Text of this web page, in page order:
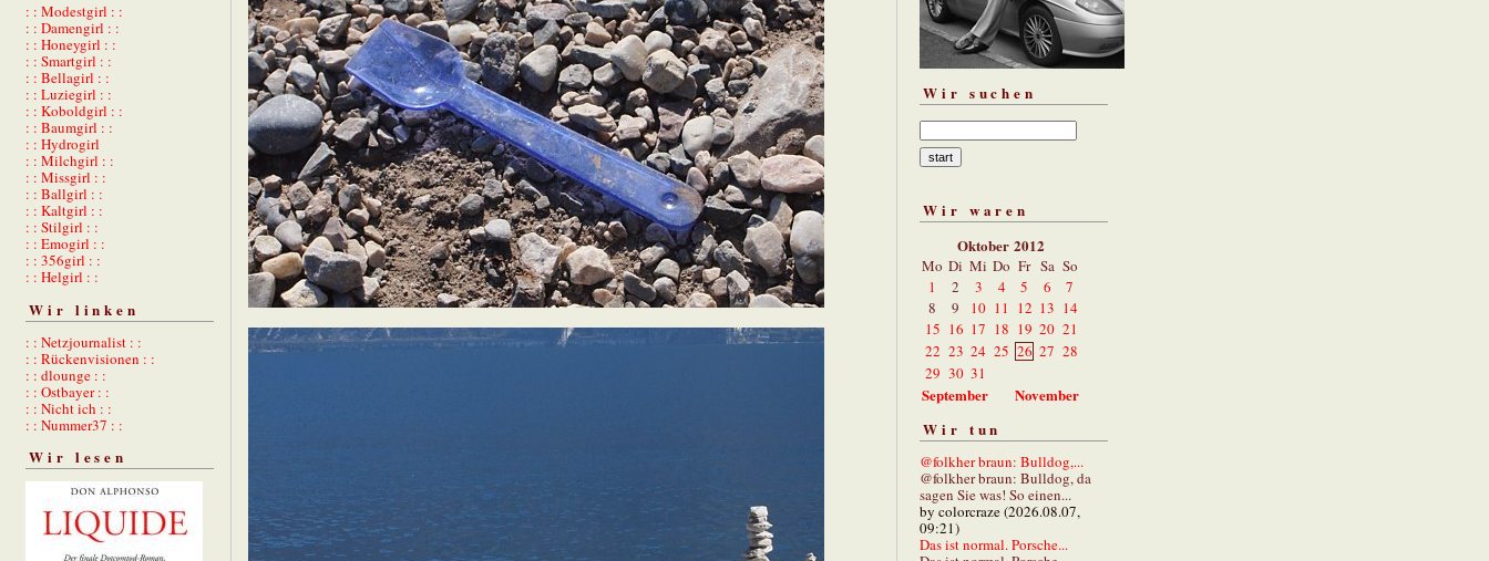
: : Modestgirl : :
: : Damengirl : :
: : Honeygirl : :
: : Smartgirl : :
: : Bellagirl : :
: : Luziegirl : :
: : Koboldgirl : :
: : Baumgirl : :
: : Hydrogirl
: : Milchgirl : :
: : Missgirl : :
: : Ballgirl : :
: : Kaltgirl : :
: : Stilgirl : :
: : Emogirl : :
: : 356girl : :
: : Helgirl : :
Wir linken
: : Netzjournalist : :
: : Rückenvisionen : :
: : dlounge : :
: : Ostbayer : :
: : Nicht ich : :
: : Nummer37 : :
Wir lesen
Wir suchen
Wir waren
Oktober 2012
Mo Di Mi Do Fr Sa So
1
2 3 4 5 6
7
8
9 10 11 12 13 14
15 16 17 18 19 20 21
22 23 24 25 26 27 28
29 30 31
September
November
Wir tun
@folkher braun: Bulldog,...
@folkher braun: Bulldog, da
sagen Sie was! So einen...
by colorcraze (2026.08.07,
09:21)
Das ist normal. Porsche...